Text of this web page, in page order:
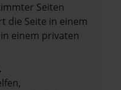
Seiten
die Seite in einem
einem privaten